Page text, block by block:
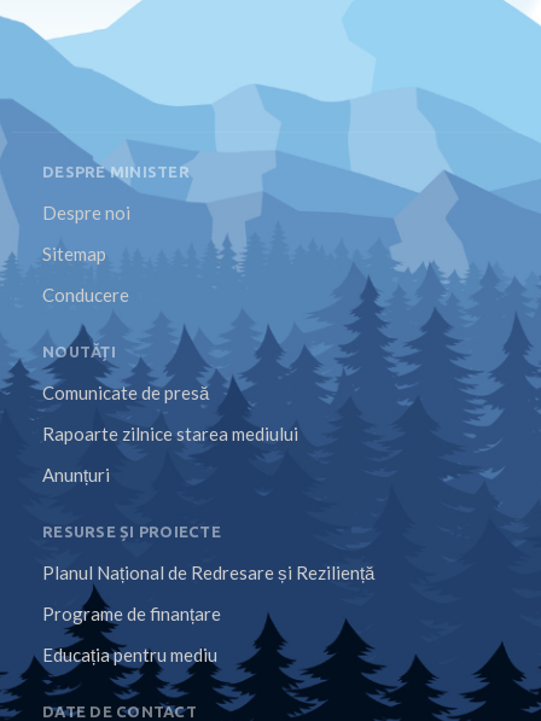
DESPRE MINISTER
Despre noi
Sitemap
Conducere
NOUTĂȚI
Comunicate de presă
Rapoarte zilnice starea mediului
Anunțuri
RESURSE ȘI PROIECTE
Planul Național de Redresare și Reziliență
Programe de finanțare
Educația pentru mediu
DATE DE CONTACT